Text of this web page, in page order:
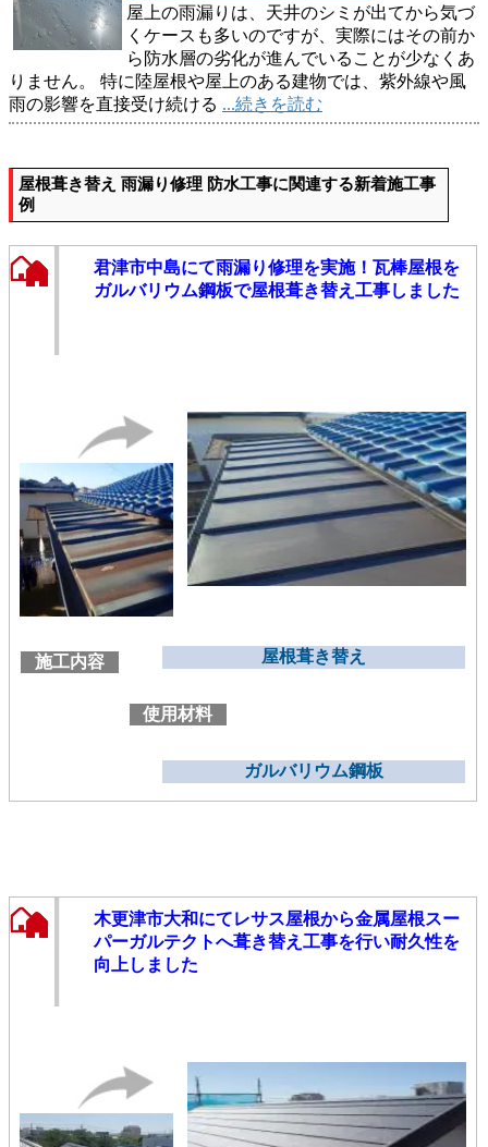
屋上の雨漏りは、天井のシミが出てから気づ
くケースも多いのですが、実際にはその前か
ら防水層の劣化が進んでいることが少なくあ
りません。 特に陸屋根や屋上のある建物では、紫外線や風
雨の影響を直接受け続ける ...続きを読む
屋根葺き替え 雨漏り修理 防水工事に関連する新着施工事
例
君津市中島にて雨漏り修理を実施！瓦棒屋根を
ガルバリウム鋼板で屋根葺き替え工事しました
施工内容 屋根葺き替え
使用材料
ガルバリウム鋼板
木更津市大和にてレサス屋根から金属屋根スー
パーガルテクトへ葺き替え工事を行い耐久性を
向上しました